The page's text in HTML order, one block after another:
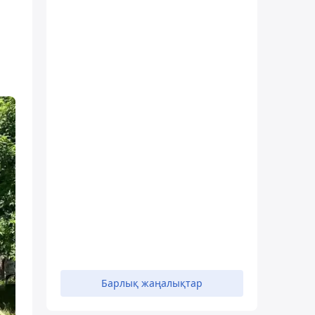
Барлық жаңалықтар